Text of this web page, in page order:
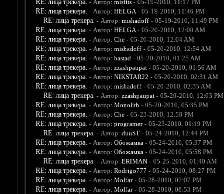
RE: лица трекера. - Автор: misfits- 05-19-2010, 11:17 PM
RE: лица трекера. - Автор: HELGA- 05-19-2010, 11:46 PM
RE: лица трекера. - Автор: mishadoff- 05-19-2010, 11:49 PM
RE: лица трекера. - Автор: HELGA- 05-20-2010, 12:00 AM
RE: лица трекера. - Автор: Che- 05-20-2010, 12:04 AM
RE: лица трекера. - Автор: mishadoff- 05-20-2010, 12:54 AM
RE: лица трекера. - Автор: bastad - 05-20-2010, 01:25 AM
RE: лица трекера. - Автор: zzashpaupat- 05-20-2010, 01:56 AM
RE: лица трекера. - Автор: NIKSTAR22 - 05-20-2010, 02:31 AM
RE: лица трекера. - Автор: mishadoff- 05-20-2010, 02:35 AM
RE: лица трекера. - Автор: zzashpaupat- 05-20-2010, 12:03 PM
RE: лица трекера. - Автор: Monolith - 05-20-2010, 05:35 PM
RE: лица трекера. - Автор: Che- 05-23-2010, 12:58 PM
RE: лица трекера. - Автор: programer- 05-23-2010, 01:19 PM
RE: лица трекера. - Автор: duuST- 05-24-2010, 12:44 PM
RE: лица трекера. - Автор: Обожамка- 05-24-2010, 05:37 PM
RE: лица трекера. - Автор: Обожамка- 05-24-2010, 05:58 PM
RE: лица трекера. - Автор: ERIMAN- 05-25-2010, 01:40 AM
RE: лица трекера. - Автор: Rodrigo777- 05-24-2010, 08:27 PM
RE: лица трекера. - Автор: Molfar- 05-28-2010, 07:07 PM
RE: лица трекера. - Автор: Molfar- 05-28-2010, 08:53 PM